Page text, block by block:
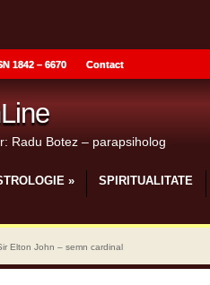
1842 – 6670 Contact
Radu Botez – parapsiholog
» SPIRITUALITATE
Elton John – semn cardinal